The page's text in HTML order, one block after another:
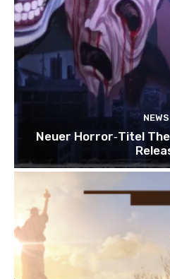
NEWS
Neuer Horror‑Titel